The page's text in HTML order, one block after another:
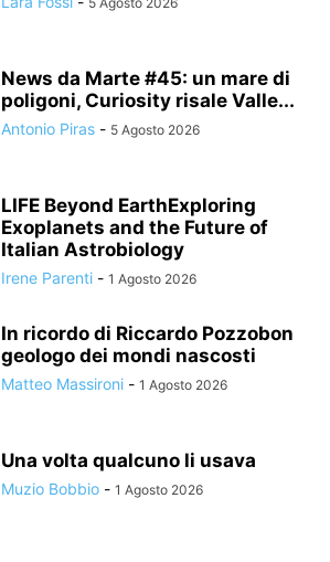
News da Marte #45: un mare di
poligoni, Curiosity risale Valle...
Antonio Piras - 5 Agosto 2026
LIFE Beyond EarthExploring
Exoplanets and the Future of
Italian Astrobiology
Irene Parenti - 1 Agosto 2026
In ricordo di Riccardo Pozzobon
geologo dei mondi nascosti
Matteo Massironi - 1 Agosto 2026
Una volta qualcuno li usava
Muzio Bobbio - 1 Agosto 2026